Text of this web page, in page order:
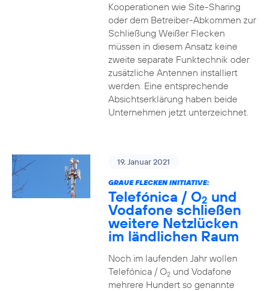
Kooperationen wie Site-Sharing
oder dem Betreiber-Abkommen zur
Schließung Weißer Flecken
müssen in diesem Ansatz keine
zweite separate Funktechnik oder
zusätzliche Antennen installiert
werden. Eine entsprechende
Absichtserklärung haben beide
Unternehmen jetzt unterzeichnet.
19. Januar 2021
GRAUE FLECKEN INITIATIVE:
Telefónica / O2 und
Vodafone schließen
weitere Netzlücken
im ländlichen Raum
Noch im laufenden Jahr wollen
Telefónica / O2und Vodafone
mehrere Hundert so genannte